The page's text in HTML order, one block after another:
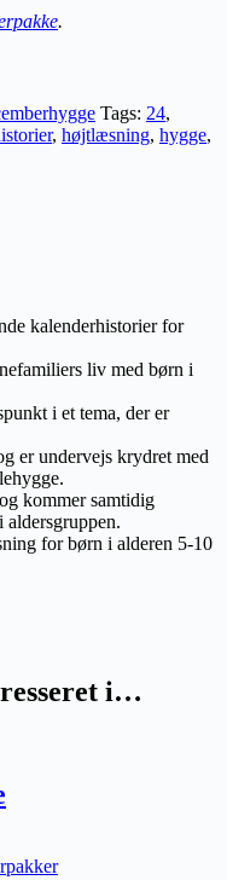
.
Tags: 24,
, højtlæsning, hygge,
kalenderhistorier for
liv med børn i
i et tema, der er
er undervejs krydret med
kommer samtidig
for børn i alderen 5-10
i…